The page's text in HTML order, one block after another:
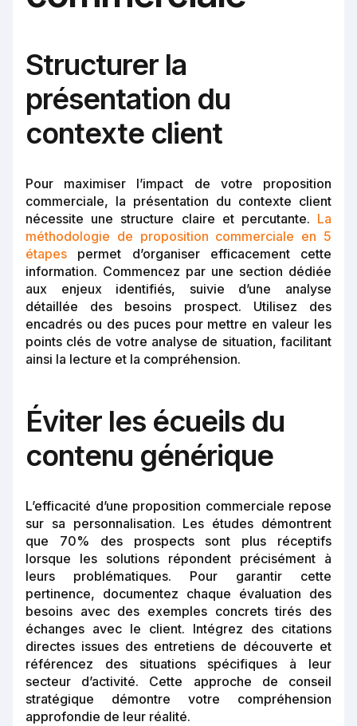
Structurer la
présentation du
contexte client
Pour maximiser l’impact de votre proposition
commerciale, la présentation du contexte client
nécessite une structure claire et percutante. La
méthodologie de proposition commerciale en 5
étapes permet d’organiser efficacement cette
information. Commencez par une section dédiée
aux enjeux identifiés, suivie d’une analyse
détaillée des besoins prospect. Utilisez des
encadrés ou des puces pour mettre en valeur les
points clés de votre analyse de situation, facilitant
ainsi la lecture et la compréhension.
Éviter les écueils du
contenu générique
L’efficacité d’une proposition commerciale repose
sur sa personnalisation. Les études démontrent
que 70% des prospects sont plus réceptifs
lorsque les solutions répondent précisément à
leurs problématiques. Pour garantir cette
pertinence, documentez chaque évaluation des
besoins avec des exemples concrets tirés des
échanges avec le client. Intégrez des citations
directes issues des entretiens de découverte et
référencez des situations spécifiques à leur
secteur d’activité. Cette approche de conseil
stratégique démontre votre compréhension
approfondie de leur réalité.